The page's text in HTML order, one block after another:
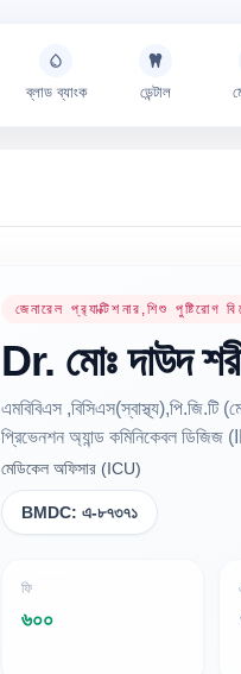
ব্লাড ব্যাংক ডেন্টাল
জেনারেল প্র‍্যাক্টিশনার,শিশু পুষ্টিরোগ
Dr. মোঃ দাউদ
এমবিবিএস ,বিসিএস(স্বাস্থ্য),পি.জি.টি
প্রিভেনশন অ্যান্ড কমিনিকেবল ডিজিজ
মেডিকেল অফিসার (ICU)
BMDC: এ-৮৭৩৭১
ফি
৬০০